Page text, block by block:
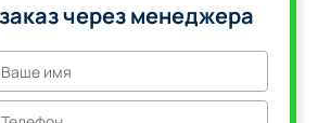
через менеджера